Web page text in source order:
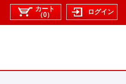
カート
（0）
ログイン